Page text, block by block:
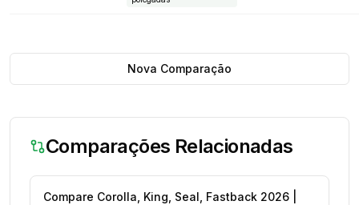
Nova Comparação
Comparações Relacionadas
Compare Corolla, King, Seal, Fastback 2026 |